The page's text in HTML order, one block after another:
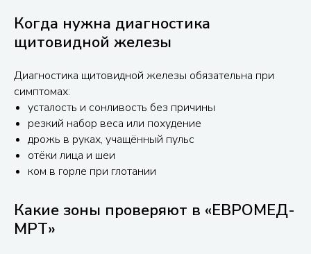
Когда нужна диагностика
щитовидной железы
Диагностика щитовидной железы обязательна при
симптомах:
усталость и сонливость без причины
резкий набор веса или похудение
дрожь в руках, учащённый пульс
отёки лица и шеи
ком в горле при глотании
Какие зоны проверяют в «ЕВРОМЕД-
МРТ»